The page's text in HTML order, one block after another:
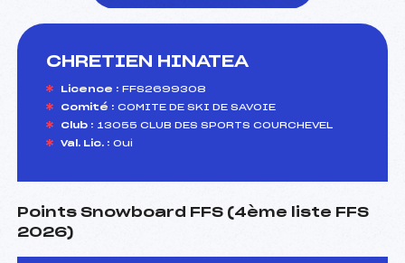
CHRETIEN HINATEA
Licence : FFS2699308
Comité : COMITE DE SKI DE SAVOIE
Club : 13055 CLUB DES SPORTS COURCHEVEL
Val. Lic. : Oui
Points Snowboard FFS (4ème liste FFS
2026)